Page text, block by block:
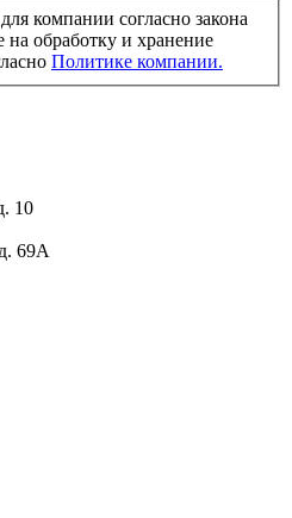
компании согласно закона
обработку и хранение
Политике компании.
10
69А